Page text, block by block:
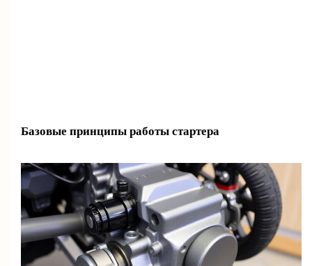
Базовые принципы работы стартера